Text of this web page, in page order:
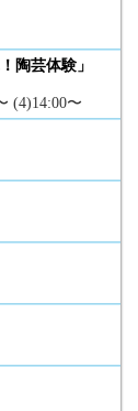
陶芸体験」
(4)14:00〜